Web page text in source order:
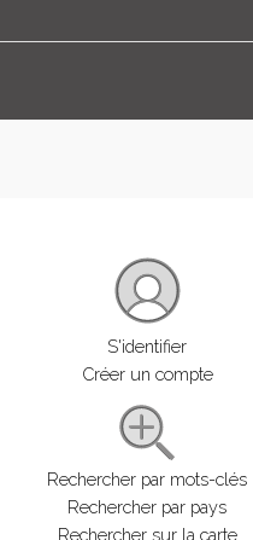
S'identifier
Créer un compte
Rechercher par mots-clés
Rechercher par pays
Rechercher sur la carte